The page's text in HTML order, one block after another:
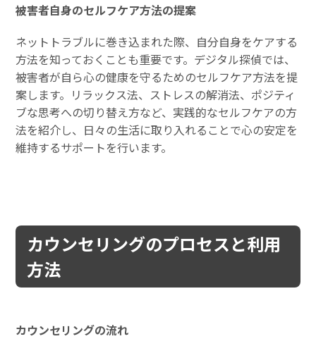
被害者自身のセルフケア方法の提案
ネットトラブルに巻き込まれた際、自分自身をケアする
方法を知っておくことも重要です。デジタル探偵では、
被害者が自ら心の健康を守るためのセルフケア方法を提
案します。リラックス法、ストレスの解消法、ポジティ
ブな思考への切り替え方など、実践的なセルフケアの方
法を紹介し、日々の生活に取り入れることで心の安定を
維持するサポートを行います。
カウンセリングのプロセスと利用
方法
カウンセリングの流れ